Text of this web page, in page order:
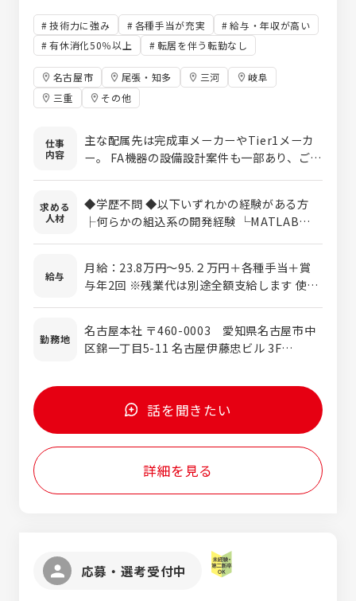
技術力に強み 各種手当が充実
給与・年収が高い
有休消化50％以上
転居を伴う転勤なし
名古屋市 尾張・知多 三河
岐阜
三重
その他
仕事
内容
主な配属先は完成車メーカーやTier1メーカ
ー。 FA機器の設備設計案件も一部あり、ご経
発激化に伴い既存の取引先からのニーズが
年々増加中。 最新技術関連の業務も豊富なた
め、市況に合った技術に触れながらスキルを
磨けます。 （例） ・BEVに適したドライブシ
ャフトの設計 ・HEV向けのモーター構造設計
ジェイテクト、株式会社SUBARUなど ★配属
先は希望に応じて決定
求める
人材
◆学歴不問 ◆以下いずれかの経験がある方
├何らかの組込系の開発経験 └MATLABを用
験 ・C/C++やAssemblyなどのプログラミン
グ言語の経験 ・マイコンやマイクロプロセッ
サなどのハードウェア設計の経験 ・FPGAや
PLDなどの論理回路設計の経験
給与
月給：23.8万円～95.２万円＋各種手当＋賞
与年2回 ※残業代は別途全額支給します 使用
勤務地
名古屋本社 〒460-0003 愛知県名古屋市中
区錦一丁目5-11 名古屋伊藤忠ビル 3F
141-0032 東京都品川区大崎1-6-1 TOC大
崎ビル18F または「東海・関東・関西のクラ
イアント先」 ※勤務地は希望を考慮し、決定
します。 ※転勤はありません。
話を聞きたい
詳細を見る
応募・選考受付中